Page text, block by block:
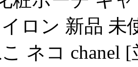
ロン 新品 未
ネコ chanel